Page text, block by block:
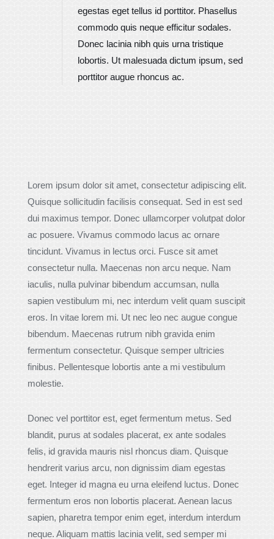
egestas eget tellus id porttitor. Phasellus
commodo quis neque efficitur sodales.
Donec lacinia nibh quis urna tristique
lobortis. Ut malesuada dictum ipsum, sed
porttitor augue rhoncus ac.
Lorem ipsum dolor sit amet, consectetur adipiscing elit.
Quisque sollicitudin facilisis consequat. Sed in est sed
dui maximus tempor. Donec ullamcorper volutpat dolor
ac posuere. Vivamus commodo lacus ac ornare
tincidunt. Vivamus in lectus orci. Fusce sit amet
consectetur nulla. Maecenas non arcu neque. Nam
iaculis, nulla pulvinar bibendum accumsan, nulla
sapien vestibulum mi, nec interdum velit quam suscipit
eros. In vitae lorem mi. Ut nec leo nec augue congue
bibendum. Maecenas rutrum nibh gravida enim
fermentum consectetur. Quisque semper ultricies
finibus. Pellentesque lobortis ante a mi vestibulum
molestie.
Donec vel porttitor est, eget fermentum metus. Sed
blandit, purus at sodales placerat, ex ante sodales
felis, id gravida mauris nisl rhoncus diam. Quisque
hendrerit varius arcu, non dignissim diam egestas
eget. Integer id magna eu urna eleifend luctus. Donec
fermentum eros non lobortis placerat. Aenean lacus
sapien, pharetra tempor enim eget, interdum interdum
neque. Aliquam mattis lacinia velit, sed semper mi